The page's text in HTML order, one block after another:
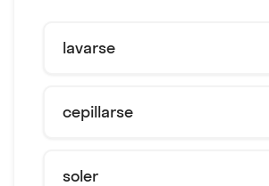
lavarse
cepillarse
soler